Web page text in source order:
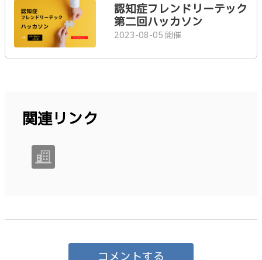
認知症フレンドリーテック
第二回ハッカソン
2023-08-05 開催
関連リンク